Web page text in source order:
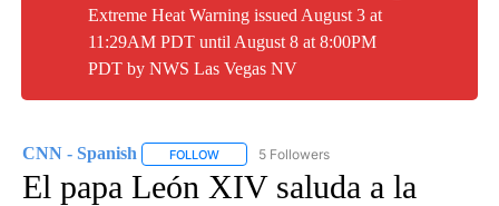
Extreme Heat Warning issued August 3 at
11:29AM PDT until August 8 at 8:00PM
PDT by NWS Las Vegas NV
CNN - Spanish FOLLOW FOLLOW "CNN - SPANISH" TO RECEIVE
5 Followers
El papa León XIV saluda a la